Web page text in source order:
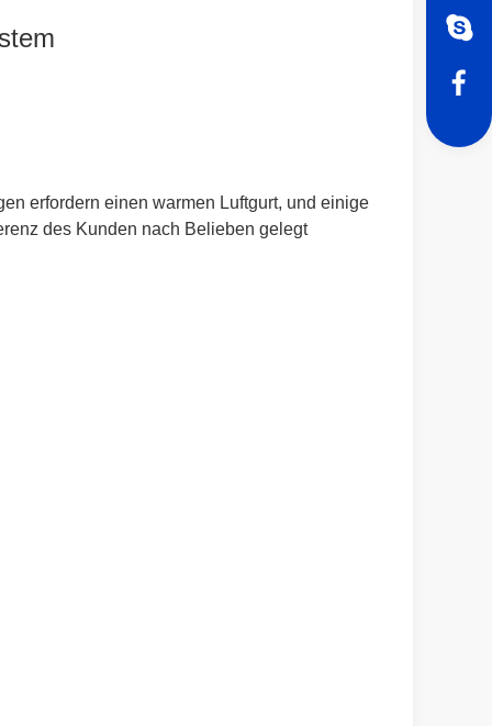
erfordern einen warmen Luftgurt, und einige
des Kunden nach Belieben gelegt